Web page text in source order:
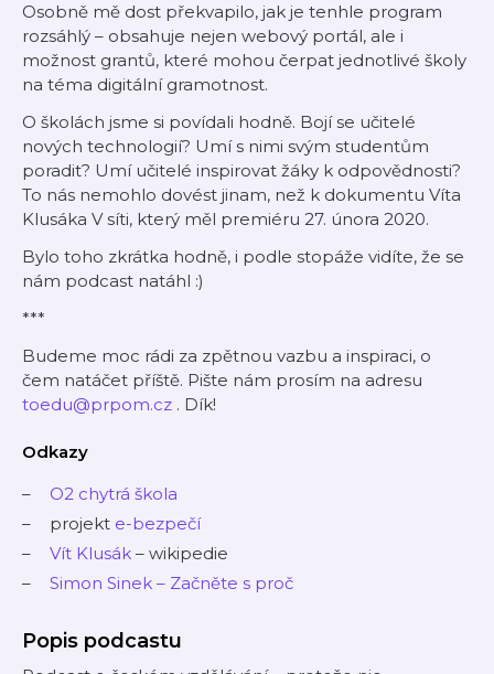
Osobně mě dost překvapilo, jak je tenhle program
rozsáhlý – obsahuje nejen webový portál, ale i
možnost grantů, které mohou čerpat jednotlivé školy
na téma digitální gramotnost.
O školách jsme si povídali hodně. Bojí se učitelé
nových technologií? Umí s nimi svým studentům
poradit? Umí učitelé inspirovat žáky k odpovědnosti?
To nás nemohlo dovést jinam, než k dokumentu Víta
Klusáka V síti, který měl premiéru 27. února 2020.
Bylo toho zkrátka hodně, i podle stopáže vidíte, že se
nám podcast natáhl :)
***
Budeme moc rádi za zpětnou vazbu a inspiraci, o
čem natáčet příště. Pište nám prosím na adresu
toedu@prpom.cz . Dík!
Odkazy
O2 chytrá škola
projekt e-bezpečí
Vít Klusák – wikipedie
Simon Sinek – Začněte s proč
Popis podcastu